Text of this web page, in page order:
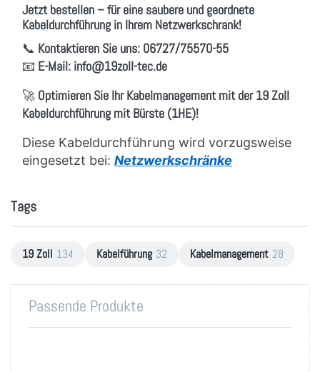
Jetzt bestellen – für eine saubere und geordnete
Kabeldurchführung in Ihrem Netzwerkschrank!
📞 Kontaktieren Sie uns: 06727/75570-55
📧 E-Mail: info@19zoll-tec.de
🚀 Optimieren Sie Ihr Kabelmanagement mit der 19 Zoll
Kabeldurchführung mit Bürste (1HE)!
Diese Kabeldurchführung wird vorzugsweise
eingesetzt bei: Netzwerkschränke
Tags
19 Zoll 134 Kabelführung 32 Kabelmanagement 28
Passende Produkte